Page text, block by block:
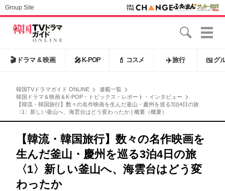
Group Site
🎬 ドラマ & 映画 🎤 K-POP 💄 コスメ ✈️旅行 🍱 グ
韓国TVドラマガイド ONLINE
連載一覧
韓国ドラマ＆映画＆K-POP・トピックス・レポート・インタビュー
【韓流・韓国旅行】数々の名作映画を生んだ釜山・慶州を巡る3泊4日の旅
〈1〉新しい釜山へ、海雲台はどう変わったか | 概要（概要）
【韓流・韓国旅行】数々の名作映画を
生んだ釜山・慶州を巡る3泊4日の旅
〈1〉新しい釜山へ、海雲台はどう変
わったか